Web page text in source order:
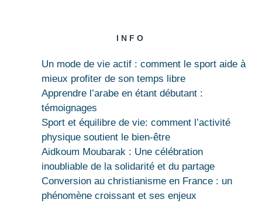
INFO
Un mode de vie actif : comment le sport aide à
mieux profiter de son temps libre
Apprendre l’arabe en étant débutant :
témoignages
Sport et équilibre de vie: comment l’activité
physique soutient le bien-être
Aidkoum Moubarak : Une célébration
inoubliable de la solidarité et du partage
Conversion au christianisme en France : un
phénomène croissant et ses enjeux